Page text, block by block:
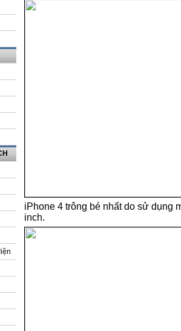
iPhone 4 trông bé nhất do sử dụng
inch.